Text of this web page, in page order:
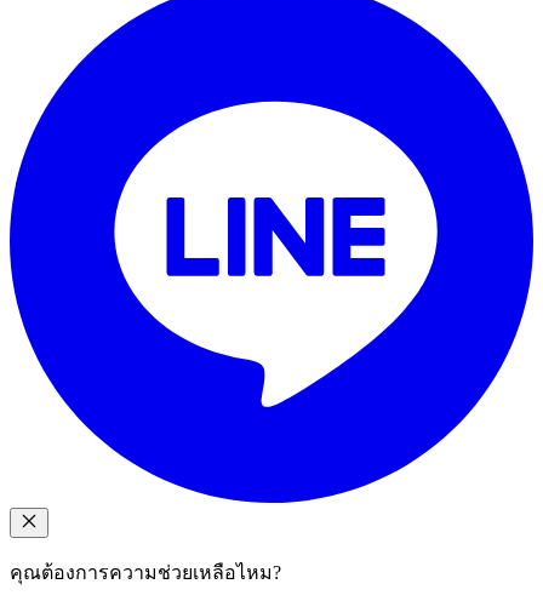
คุณต้องการความช่วยเหลือไหม?